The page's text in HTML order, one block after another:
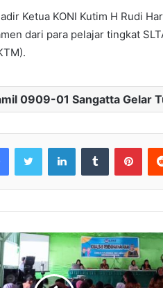
Ketua KONI Kutim H Rudi
dari para pelajar tingkat
0909-01 Sangatta Gelar